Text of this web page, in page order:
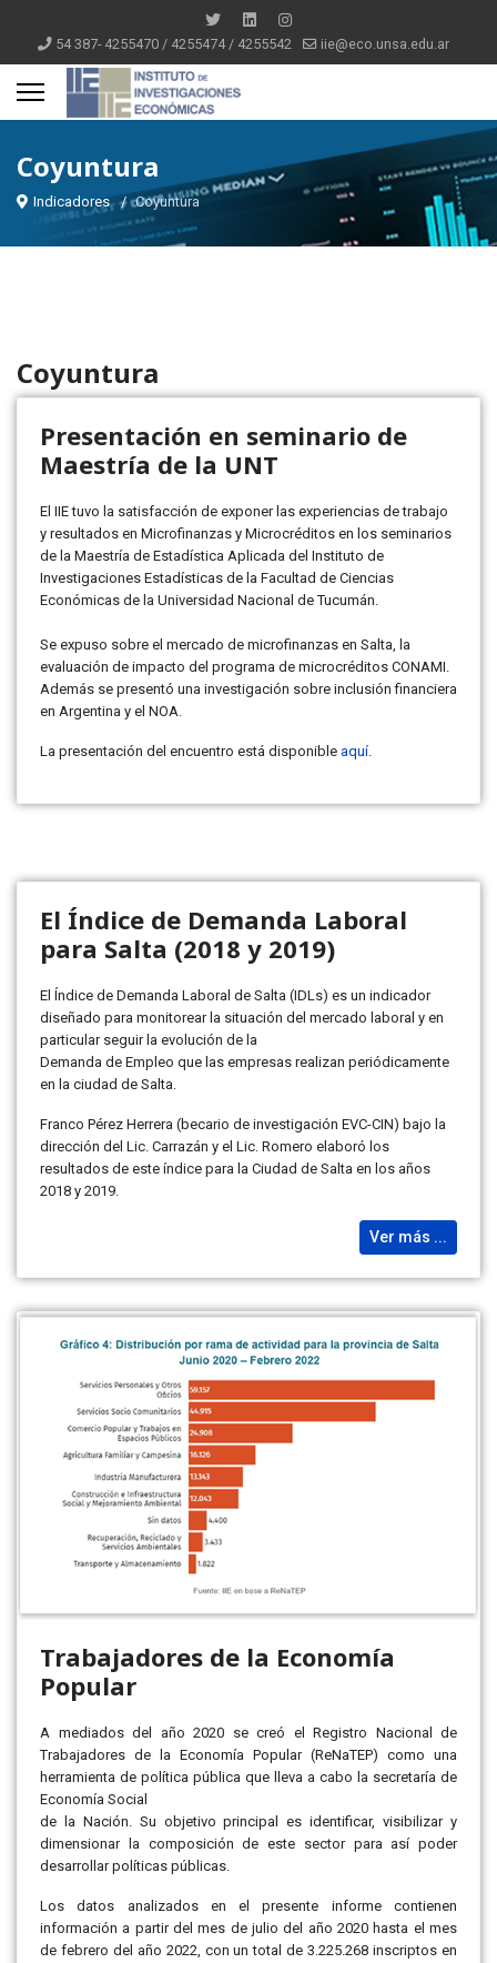
54 387- 4255470 / 4255474 / 4255542 iie@eco.unsa.edu.ar
Coyuntura
Indicadores Coyuntura
Coyuntura
Presentación en seminario de
Maestría de la UNT
El IIE tuvo la satisfacción de exponer las experiencias de trabajo
y resultados en Microfinanzas y Microcréditos en los seminarios
de la Maestría de Estadística Aplicada del Instituto de
Investigaciones Estadísticas de la Facultad de Ciencias
Económicas de la Universidad Nacional de Tucumán.
Se expuso sobre el mercado de microfinanzas en Salta, la
evaluación de impacto del programa de microcréditos CONAMI.
Además se presentó una investigación sobre inclusión financiera
en Argentina y el NOA.
La presentación del encuentro está disponible aquí.
El Índice de Demanda Laboral
para Salta (2018 y 2019)
El Índice de Demanda Laboral de Salta (IDLs) es un indicador
diseñado para monitorear la situación del mercado laboral y en
particular seguir la evolución de la
Demanda de Empleo que las empresas realizan periódicamente
en la ciudad de Salta.
Franco Pérez Herrera (becario de investigación EVC-CIN) bajo la
dirección del Lic. Carrazán y el Lic. Romero elaboró los
resultados de este índice para la Ciudad de Salta en los años
2018 y 2019.
Ver más ...
Trabajadores de la Economía
Popular
A mediados del año 2020 se creó el Registro Nacional de
Trabajadores de la Economía Popular (ReNaTEP) como una
herramienta de política pública que lleva a cabo la secretaría de
Economía Social
de la Nación. Su objetivo principal es identificar, visibilizar y
dimensionar la composición de este sector para así poder
desarrollar políticas públicas.
Los datos analizados en el presente informe contienen
información a partir del mes de julio del año 2020 hasta el mes
de febrero del año 2022, con un total de 3.225.268 inscriptos en